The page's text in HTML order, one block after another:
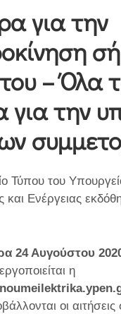
για την
– Όλα
για την
Τύπου του
και Ενέργειας
24 Αυγούστου
η
.ypen.
οι